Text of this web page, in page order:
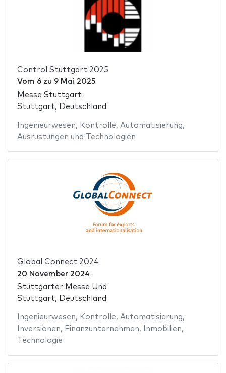
Control Stuttgart 2025
Vom 6zu 9 Mai 2025
Messe Stuttgart
Stuttgart, Deutschland
Ingenieurwesen, Kontrolle, Automatisierung,
Ausrüstungen und Technologien
Global Connect 2024
20 November 2024
Stuttgarter Messe Und
Stuttgart, Deutschland
Ingenieurwesen, Kontrolle, Automatisierung,
Inversionen, Finanzunternehmen, Inmobilien,
Technologie